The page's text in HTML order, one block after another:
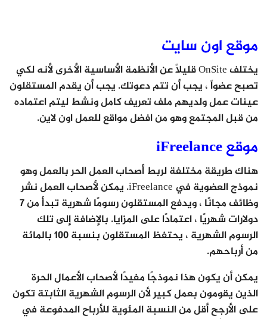
موقع اون سايت
يختلف OnSite قليلاً عن الأنظمة الأساسية الأخرى لأنه لكي
تصبح عضواً ، يجب أن تتم دعوتك. يجب أن يقدم المستقلون
عينات عمل ولديهم ملف تعريف كامل ونشط ليتم اعتماده
من قبل المجتمع وهو من افضل مواقع للعمل اون لاين.
موقع iFreelance
هناك طريقة مختلفة لربط أصحاب العمل الحر بالعمل وهو
نموذج العضوية في iFreelance. يمكن لأصحاب العمل نشر
وظائف مجانًا ، ويدفع المستقلون رسومًا شهرية تبدأ من 7
دولارات شهريًا ، اعتمادًا على المزايا. بالإضافة إلى تلك
الرسوم الشهرية ، يحتفظ المستقلون بنسبة 100 بالمائة
من أرباحهم.
يمكن أن يكون هذا نموذجًا مفيدًا لأصحاب الأعمال الحرة
الذين يقومون بعمل كبير لأن الرسوم الشهرية الثابتة تكون
على الأرجح أقل من النسبة المئوية للأرباح المدفوعة في